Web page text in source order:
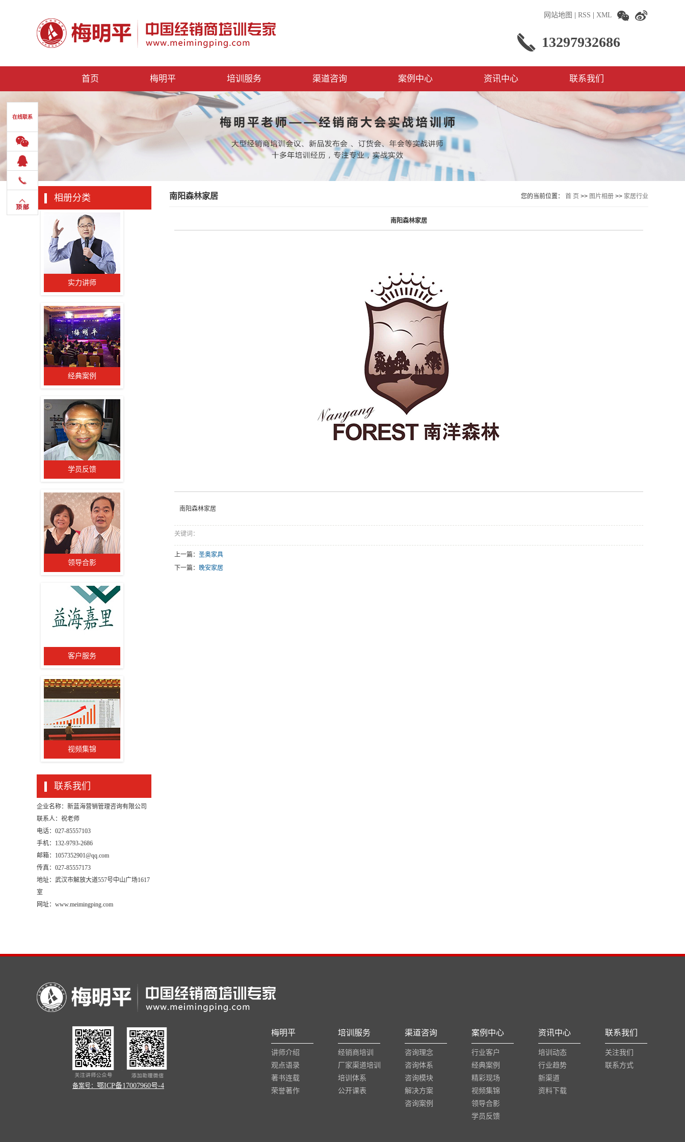
网站地图 RSS XML
13297932686
首页 梅明平 培训服务 渠道咨询 案例中心 资讯中心 联系我们
相册分类
实力讲师
经典案例
学员反馈
领导合影
客户服务
视频集锦
联系我们
企业名称：新蓝海营销管理咨询有限公司
联系人：祝老师
电话：027-85557103
手机：132-9793-2686
邮箱：1057352901@qq.com
传真：027-85557173
地址：武汉市解放大道557号中山广场1617
室
网址： www.meimingping.com
南阳森林家居 您的当前位置： 首 页 >> 图片相册 >> 家居行业
南阳森林家居
南阳森林家居
关键词：
上一篇： 圣奥家具
下一篇： 晚安家居
梅明平
讲师介绍
观点语录
著书连载
荣誉著作
培训服务
经销商培训
厂家渠道培训
培训体系
公开课表
渠道咨询
咨询理念
咨询体系
咨询模块
解决方案
咨询案例
案例中心
行业客户
经典案例
精彩现场
视频集锦
领导合影
学员反馈
资讯中心
培训动态
行业趋势
新渠道
资料下载
联系我们
关注我们
联系方式
备案号： 鄂ICP备17007960号-4
在线联系